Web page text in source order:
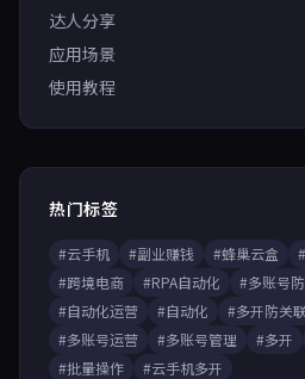
达人分享
应用场景
使用教程
热门标签
#云手机 #副业赚钱 #蜂巢云盒
#跨境电商
#RPA自动化 #多账号
#自动化运营
#自动化 #多开防关
#多账号运营
#多账号管理 #多开
#批量操作
#云手机多开